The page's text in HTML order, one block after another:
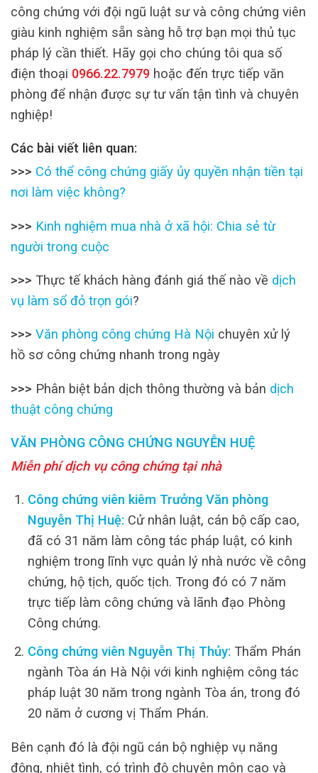
công chứng với đội ngũ luật sư và công chứng viên
giàu kinh nghiệm sẵn sàng hỗ trợ bạn mọi thủ tục
pháp lý cần thiết. Hãy gọi cho chúng tôi qua số
điện thoại 0966.22.7979 hoặc đến trực tiếp văn
phòng để nhận được sự tư vấn tận tình và chuyên
nghiệp!
Các bài viết liên quan:
>>> Có thể công chứng giấy ủy quyền nhận tiền tại
nơi làm việc không?
>>> Kinh nghiệm mua nhà ở xã hội: Chia sẻ từ
người trong cuộc
>>> Thực tế khách hàng đánh giá thế nào về dịch
vụ làm sổ đỏ trọn gói?
>>> Văn phòng công chứng Hà Nội chuyên xử lý
hồ sơ công chứng nhanh trong ngày
>>> Phân biệt bản dịch thông thường và bản dịch
thuật công chứng
VĂN PHÒNG CÔNG CHỨNG NGUYỄN HUỆ
Miễn phí dịch vụ công chứng tại nhà
Công chứng viên kiêm Trưởng Văn phòng
Nguyễn Thị Huệ: Cử nhân luật, cán bộ cấp cao,
đã có 31 năm làm công tác pháp luật, có kinh
nghiệm trong lĩnh vực quản lý nhà nước về công
chứng, hộ tịch, quốc tịch. Trong đó có 7 năm
trực tiếp làm công chứng và lãnh đạo Phòng
Công chứng.
Công chứng viên Nguyễn Thị Thủy: Thẩm Phán
ngành Tòa án Hà Nội với kinh nghiệm công tác
pháp luật 30 năm trong ngành Tòa án, trong đó
20 năm ở cương vị Thẩm Phán.
Bên cạnh đó là đội ngũ cán bộ nghiệp vụ năng
động, nhiệt tình, có trình độ chuyên môn cao và